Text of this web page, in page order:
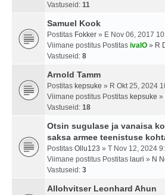
Vastuseid: 11
Samuel Kook
Postitas Fokker » E Nov 06, 2017
Viimane postitus Postitas ivalO » R
Vastuseid: 8
Arnold Tamm
Postitas kepsuke » R Okt 25, 2024
Viimane postitus Postitas kepsuke »
Vastuseid: 18
Otsin sugulase ja vanaisa
saksa armee teenistuse
Postitas Ollu123 » T Nov 12, 2024
Viimane postitus Postitas lauri » N
Vastuseid: 3
Allohvitser Leonhard Ahun